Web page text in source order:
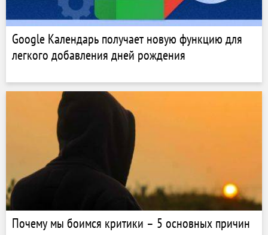
Google Календарь получает новую функцию для
легкого добавления дней рождения
Почему мы боимся критики – 5 основных причин